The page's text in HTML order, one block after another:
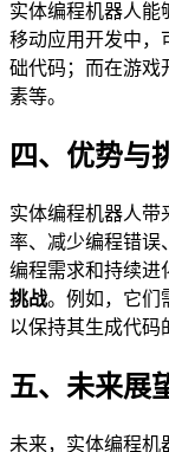
实体编程机器人能
移动应用开发中，
础代码；而在游戏
素等。
四、优势与
实体编程机器人带
率、减少编程错误
编程需求和持续进
挑战。例如，它们
以保持其生成代码
五、未来展
未来，实体编程机